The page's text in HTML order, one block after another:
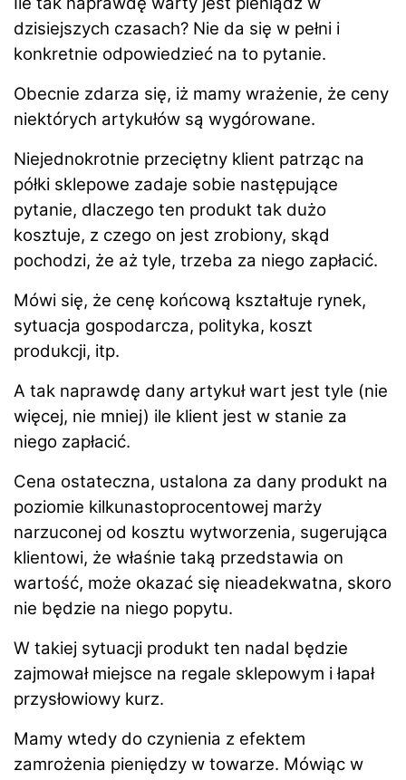
dzisiejszych czasach? Nie da się w pełni i
konkretnie odpowiedzieć na to pytanie.
Obecnie zdarza się, iż mamy wrażenie, że ceny
niektórych artykułów są wygórowane.
Niejednokrotnie przeciętny klient patrząc na
półki sklepowe zadaje sobie następujące
pytanie, dlaczego ten produkt tak dużo
kosztuje, z czego on jest zrobiony, skąd
pochodzi, że aż tyle, trzeba za niego zapłacić.
Mówi się, że cenę końcową kształtuje rynek,
sytuacja gospodarcza, polityka, koszt
produkcji, itp.
A tak naprawdę dany artykuł wart jest tyle (nie
więcej, nie mniej) ile klient jest w stanie za
niego zapłacić.
Cena ostateczna, ustalona za dany produkt na
poziomie kilkunastoprocentowej marży
narzuconej od kosztu wytworzenia, sugerująca
klientowi, że właśnie taką przedstawia on
wartość, może okazać się nieadekwatna, skoro
nie będzie na niego popytu.
W takiej sytuacji produkt ten nadal będzie
zajmował miejsce na regale sklepowym i łapał
przysłowiowy kurz.
Mamy wtedy do czynienia z efektem
zamrożenia pieniędzy w towarze. Mówiąc w